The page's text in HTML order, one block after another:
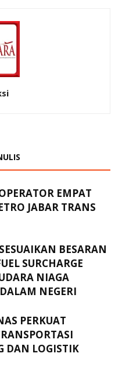
EMPAT
JABAR TRANS
BESARAN
SURCHARGE
NIAGA
NEGERI
PERKUAT
DAN LOGISTIK